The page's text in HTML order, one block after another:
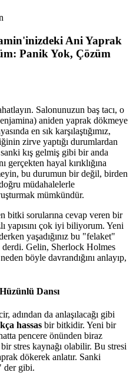
Ani Yaprak
Panik Yok, Çözüm
Salonunuzun baş tacı, o
aniden yaprak dökmeye
en sık karşılaştığımız,
zirve yaptığı durumlardan
kış gelmiş gibi bir anda
hayal kırıklığına
bu durumun bir değil, birden
müdahalelerle
mümkündür.
bitki sorularına cevap veren bir
yapısını çok iyi biliyorum. Yeni
yaşadığınız bu "felaket"
Gelin, Sherlock Holmes
böyle davrandığını anlayıp,
Dansı
adından da anlaşılacağı gibi
hassas bir bitkidir. Yeni bir
pencere önünden biraz
stres kaynağı olabilir. Bu stresi
dökerek anlatır. Sanki
der gibi.